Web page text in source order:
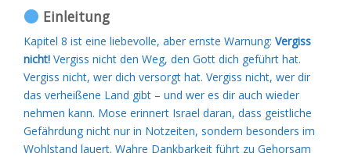
Einleitung
Kapitel 8 ist eine liebevolle, aber ernste Warnung: Vergiss
nicht! Vergiss nicht den Weg, den Gott dich geführt hat.
Vergiss nicht, wer dich versorgt hat. Vergiss nicht, wer dir
das verheißene Land gibt – und wer es dir auch wieder
nehmen kann. Mose erinnert Israel daran, dass geistliche
Gefährdung nicht nur in Notzeiten, sondern besonders im
Wohlstand lauert. Wahre Dankbarkeit führt zu Gehorsam